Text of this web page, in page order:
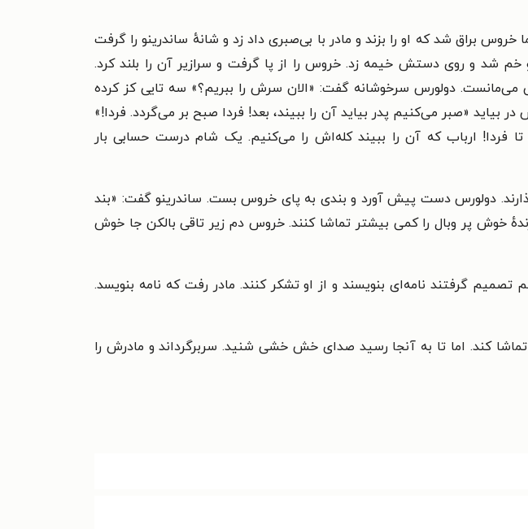
براق شد که او را بزند و مادر با بی‌صبری داد زد و شانهٔ ساندرینو را گرفت
شد و روی دستش خیمه زد. خروس را از پا گرفت و سرازیر آن را بلند کرد.
دولورس سرخوشانه گفت: «الان سرش را ببریم؟» سه تایی کز کرده
در بیاید «صبر می‌کنیم پدر بیاید آن را ببیند، بعد!‌ فردا صبح بر می‌گردد. فردا!»
فردا! ارباب که آن را ببیند کله‌اش را می‌کنیم. یک شام درست حسابی بار
دولورس دست پیش آورد و بندی به پای خروس بست. ساندرینو گفت: «بند
خوش پر وبال را کمی بیشتر تماشا کنند. خروس دم زیر تاقی بالکن جا خوش
گرفتند نامه‌ای بنویسند و از او تشکر کنند. مادر رفت که نامه بنویسد.
کند. اما تا به آنجا رسید صدای خش خشی شنید. سربرگرداند و مادرش را